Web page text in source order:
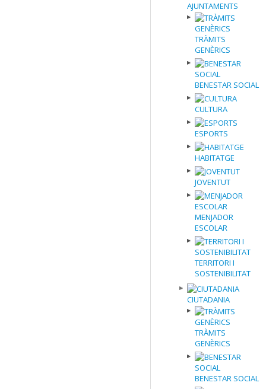
AJUNTAMENTS
TRÀMITS
GENÈRICS
BENESTAR SOCIAL
CULTURA
ESPORTS
HABITATGE
JOVENTUT
MENJADOR
ESCOLAR
TERRITORI I
SOSTENIBILITAT
CIUTADANIA
TRÀMITS
GENÈRICS
BENESTAR SOCIAL